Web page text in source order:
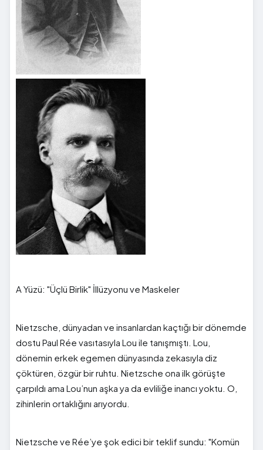
A Yüzü: "Üçlü Birlik" İllüzyonu ve Maskeler
Nietzsche, dünyadan ve insanlardan kaçtığı bir dönemde
dostu Paul Rée vasıtasıyla Lou ile tanışmıştı. Lou,
dönemin erkek egemen dünyasında zekasıyla diz
çöktüren, özgür bir ruhtu. Nietzsche ona ilk görüşte
çarpıldı ama Lou’nun aşka ya da evliliğe inancı yoktu. O,
zihinlerin ortaklığını arıyordu.
Nietzsche ve Rée’ye şok edici bir teklif sundu: "Komün